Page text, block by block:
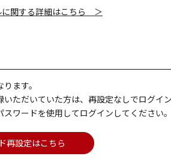
に関する詳細はこちら ＞
ます。
ただいていた方は、再設定なしでログイン
ワードを使用してログインしてください。
再設定はこちら